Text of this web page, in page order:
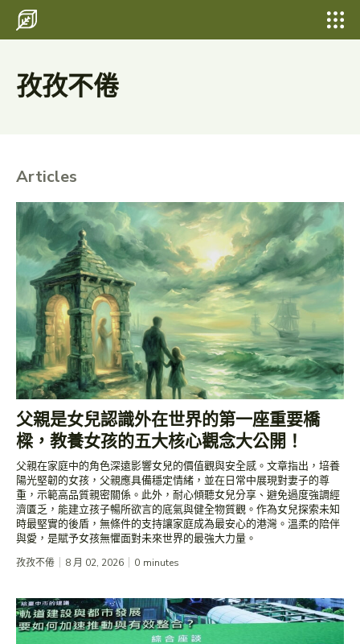
孜孜不倦
Articles
​父親是女兒認識外在世界的第一座重要橋
樑，教養女孩的五大核心觀念大公開！
​父親在家庭中的角色深遠影響女兒的價值觀與安全感。文章指出，培養
陽光堅韌的女孩，父親應具備穩定情緒，並在日常中展現對妻子的尊
重，示範高品質親密關係。此外，耐心傾聽女兒分享、避免過度強調經
濟匱乏，能建立孩子暢所欲言的底氣與健全物質觀。作為女兒探索未知
時最堅實的後盾，無條件的支持讓家庭成為最安心的港灣。溫柔的陪伴
與愛，是賦予女孩無懼面對未來世界的最強大力量。
孜孜不倦 8 月 02, 2026 0 minutes